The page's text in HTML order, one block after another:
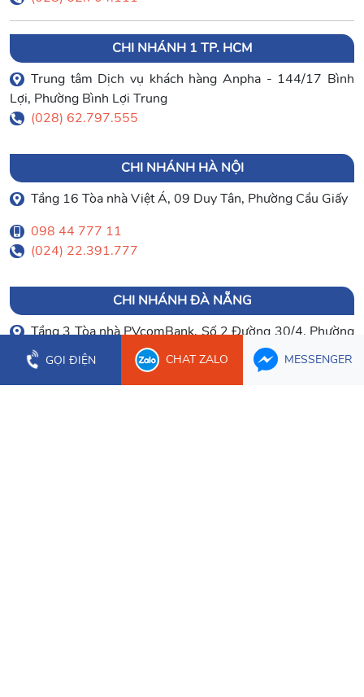
CHI NHÁNH 1 TP. HCM
Trung tâm Dịch vụ khách hàng Anpha - 144/17 Bình
Lợi, Phường Bình Lợi Trung
(028) 62.797.555
CHI NHÁNH HÀ NỘI
Tầng 16 Tòa nhà Việt Á, 09 Duy Tân, Phường Cầu Giấy
098 44 777 11
(024) 22.391.777
CHI NHÁNH ĐÀ NẴNG
Tầng 3 Tòa nhà PVcomBank, Số 2 Đường 30/4, Phường
Hòa Cường
0903 003 779
GỌI ĐIỆN CHAT ZALO MESSENGER